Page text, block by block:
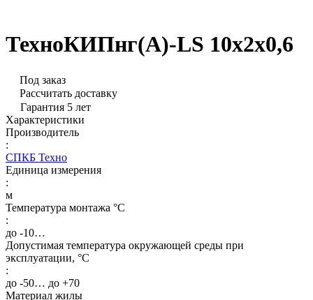
ТехноКИПнг(А)-LS 10х2х0,6
Под заказ
Рассчитать доставку
Гарантия 5 лет
Характеристики
Производитель
:
СПКБ Техно
Единица измерения
:
м
Температура монтажа °C
:
до -10…
Допустимая температура окружающей среды при
эксплуатации, °C
:
до -50… до +70
Материал жилы